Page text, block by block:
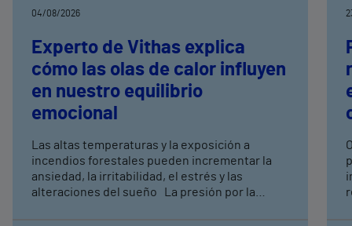
04/08/2026
Experto de Vithas explica
cómo las olas de calor influyen
en nuestro equilibrio
emocional
Las altas temperaturas y la exposición a
incendios forestales pueden incrementar la
ansiedad, la irritabilidad, el estrés y las
alteraciones del sueño La presión por la